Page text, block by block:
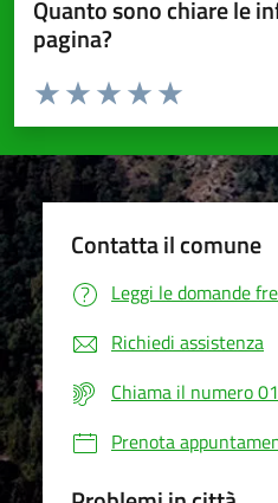
Quanto sono chiare le
pagina?
Valuta da 1 a 5 stelle la pagina
Valuta 5 stelle
Valuta 4 stelle su 5
Valuta 3 stelle su 5
Valuta 2 stelle su 5
Valuta 1 stelle su 5
Contatta il comune
Leggi le domande
Richiedi assistenza
Chiama il numero
Prenota